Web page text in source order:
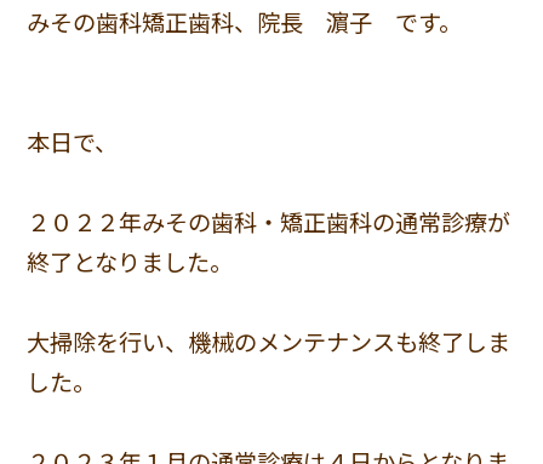
みその歯科矯正歯科、院長 濵子 です。
本日で、
２０２２年みその歯科・矯正歯科の通常診療が
終了となりました。
大掃除を行い、機械のメンテナンスも終了しま
した。